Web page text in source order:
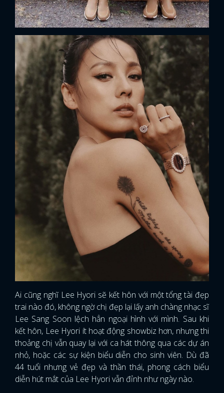
x
ĐĂNG NHẬP
Ai cũng nghĩ Lee Hyori sẽ kết hôn với một tổng tài đẹp
trai nào đó, không ngờ chị đẹp lại lấy anh chàng nhạc sĩ
Lee Sang Soon lệch hẳn ngoại hình với mình. Sau khi
kết hôn, Lee Hyori ít hoạt động showbiz hơn, nhưng thi
thoảng chị vẫn quay lại với ca hát thông qua các dự án
nhỏ, hoặc các sự kiện biểu diễn cho sinh viên. Dù đã
44 tuổi nhưng vẻ đẹp và thần thái, phong cách biểu
diễn hút mắt của Lee Hyori vẫn đỉnh như ngày nào.